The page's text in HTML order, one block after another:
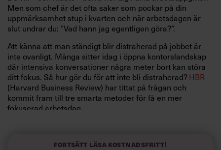
Men som chef är det ofta saker som pockar på din
uppmärksamhet stup i kvarten och när arbetsdagen är
slut undrar du: ”Vad hann jag egentligen göra?”.
Att känna att man ständigt blir distraherad på jobbet är
inte ovanligt. Många sitter idag i öppna kontorslandskap
där intensiva konversationer några meter bort kan störa
ditt fokus. Så hur gör du för att inte bli distraherad?HBR
(Harvard Business Review) har tittat på frågan och
kommit fram till tre smarta metoder för få en mer
fokuserad arbetsdag.
1) Sätt upp tydliga rutiner
Fortsätt läsa kostnadsfritt!